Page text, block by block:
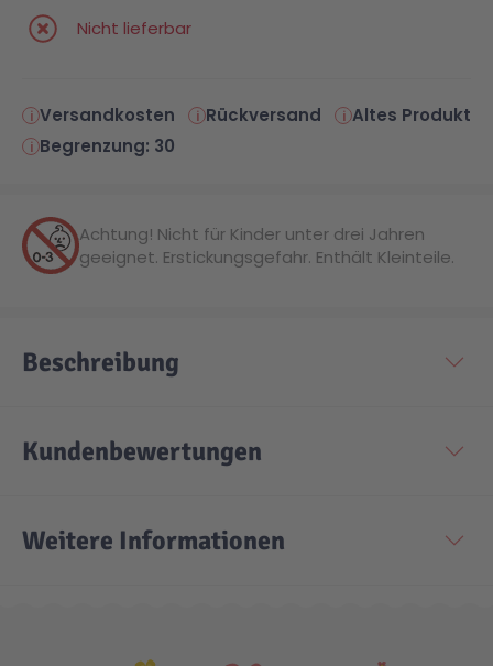
Nicht lieferbar
Versandkosten Rückversand
Altes Produkt
Begrenzung: 30
Achtung! Nicht für Kinder unter drei Jahren
geeignet. Erstickungsgefahr. Enthält Kleinteile.
Beschreibung
Kundenbewertungen
Weitere Informationen